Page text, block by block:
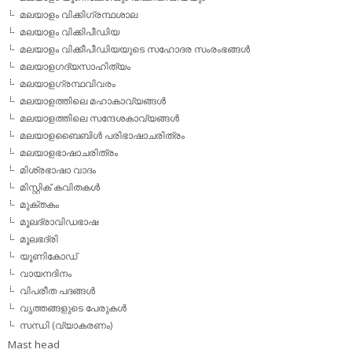
മലയാളം വിക്കിഗ്രന്ഥശാല
മലയാളം വിക്കിപീഡിയ
മലയാളം വിക്കീപീഡിയയുടെ സഹോദര സംരംഭങ്ങള്‍
മലയാളഗദ്യസാഹിത്യം
മലയാളഗ്രന്ഥവിവരം
മലയാളത്തിലെ മഹാകാവ്യങ്ങള്‍
മലയാളത്തിലെ സന്ദേശകാവ്യങ്ങള്‍
മലയാളബൈബിള്‍ പരിഭാഷാചരിത്രം
മലയാളഭാഷാചരിത്രം
മിശ്രഭാഷാ വാദം
മിസ്റ്റിക് കവിതകള്‍
മുക്തകം
മൂലദ്രാവിഡഭാഷ
മൂലഭദ്രി
യൂണികോഡ്
വായനദിനം
വിപരീത പദങ്ങള്‍
വൃത്തങ്ങളുടെ പേരുകള്‍
സന്ധി (വ്യാകരണം)
Mast head